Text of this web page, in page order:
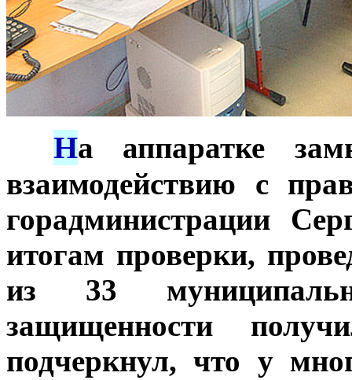
На аппаратке
взаимодействию с
горадминистрации
итогам проверки,
из 33
защищенности
подчеркнул, что у